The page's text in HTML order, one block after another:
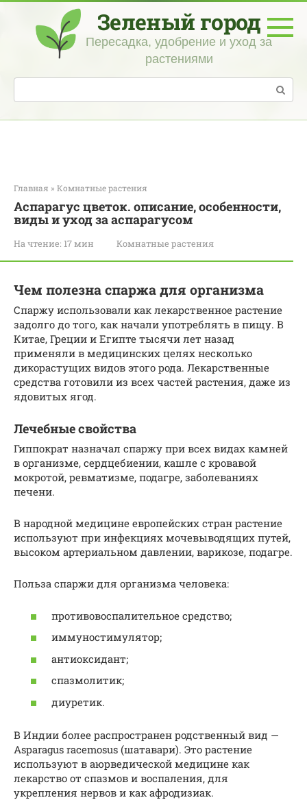
Перейти
контенту
Зеленый город
Пересадка, удобрение и уход за
растениями
Поиск:
Главная » Комнатные растения
Аспарагус цветок. описание, особенности,
виды и уход за аспарагусом
На чтение: 17 мин Комнатные растения
Чем полезна спаржа для организма
Спаржу использовали как лекарственное растение
задолго до того, как начали употреблять в пищу. В
Китае, Греции и Египте тысячи лет назад
применяли в медицинских целях несколько
дикорастущих видов этого рода. Лекарственные
средства готовили из всех частей растения, даже из
ядовитых ягод.
Лечебные свойства
Гиппократ назначал спаржу при всех видах камней
в организме, сердцебиении, кашле с кровавой
мокротой, ревматизме, подагре, заболеваниях
печени.
В народной медицине европейских стран растение
используют при инфекциях мочевыводящих путей,
высоком артериальном давлении, варикозе, подагре.
Польза спаржи для организма человека:
противовоспалительное средство;
иммуностимулятор;
антиоксидант;
спазмолитик;
диуретик.
В Индии более распространен родственный вид —
Asparagus racemosus (шатавари). Это растение
используют в аюрведической медицине как
лекарство от спазмов и воспаления, для
укрепления нервов и как афродизиак.